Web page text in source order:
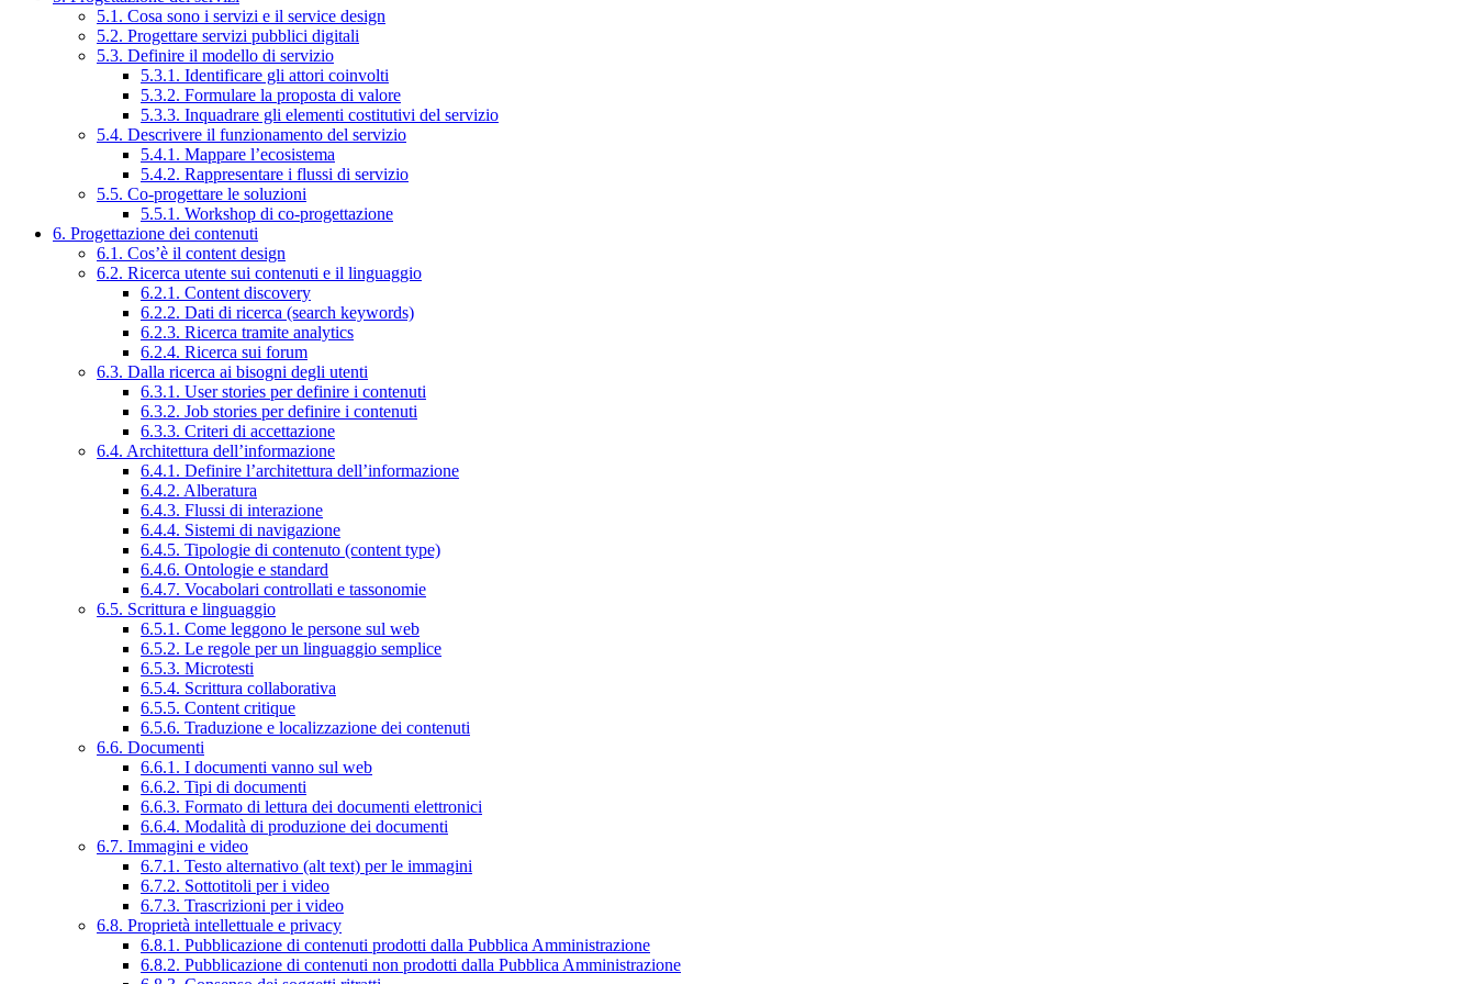
5.1. Cosa sono i servizi e il service design
5.2. Progettare servizi pubblici digitali
5.3. Definire il modello di servizio
5.3.1. Identificare gli attori coinvolti
5.3.2. Formulare la proposta di valore
5.3.3. Inquadrare gli elementi costitutivi del servizio
5.4. Descrivere il funzionamento del servizio
5.4.1. Mappare l’ecosistema
5.4.2. Rappresentare i flussi di servizio
5.5. Co-progettare le soluzioni
5.5.1. Workshop di co-progettazione
6. Progettazione dei contenuti
6.1. Cos’è il content design
6.2. Ricerca utente sui contenuti e il linguaggio
6.2.1. Content discovery
6.2.2. Dati di ricerca (search keywords)
6.2.3. Ricerca tramite analytics
6.2.4. Ricerca sui forum
6.3. Dalla ricerca ai bisogni degli utenti
6.3.1. User stories per definire i contenuti
6.3.2. Job stories per definire i contenuti
6.3.3. Criteri di accettazione
6.4. Architettura dell’informazione
6.4.1. Definire l’architettura dell’informazione
6.4.2. Alberatura
6.4.3. Flussi di interazione
6.4.4. Sistemi di navigazione
6.4.5. Tipologie di contenuto (content type)
6.4.6. Ontologie e standard
6.4.7. Vocabolari controllati e tassonomie
6.5. Scrittura e linguaggio
6.5.1. Come leggono le persone sul web
6.5.2. Le regole per un linguaggio semplice
6.5.3. Microtesti
6.5.4. Scrittura collaborativa
6.5.5. Content critique
6.5.6. Traduzione e localizzazione dei contenuti
6.6. Documenti
6.6.1. I documenti vanno sul web
6.6.2. Tipi di documenti
6.6.3. Formato di lettura dei documenti elettronici
6.6.4. Modalità di produzione dei documenti
6.7. Immagini e video
6.7.1. Testo alternativo (alt text) per le immagini
6.7.2. Sottotitoli per i video
6.7.3. Trascrizioni per i video
6.8. Proprietà intellettuale e privacy
6.8.1. Pubblicazione di contenuti prodotti dalla Pubblica Amministrazione
6.8.2. Pubblicazione di contenuti non prodotti dalla Pubblica Amministrazione